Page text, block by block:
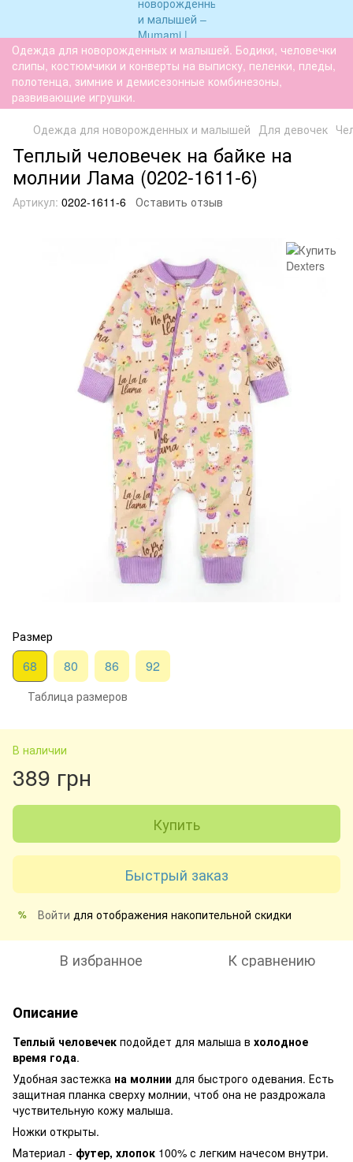
Одежда для новорожденных и малышей. Бодики, человечки
слипы, костюмчики и конверты на выписку, пеленки, пледы,
полотенца, зимние и демисезонные комбинезоны,
развивающие игрушки.
Одежда для новорожденных и малышей Для девочек
Теплый человечек на байке на
молнии Лама (0202-1611-6)
Артикул: 0202-1611-6 Оставить отзыв
Размер
68 80 86 92
Таблица размеров
В наличии
389 грн
Купить
Быстрый заказ
% Войти для отображения накопительной скидки
В избранное К сравнению
Описание
Теплый человечек подойдет для малыша в холодное
время года.
Удобная застежка на молнии для быстрого одевания. Есть
защитная планка сверху молнии, чтоб она не раздрожала
чуствительную кожу малыша.
Ножки открыты.
Материал - футер, хлопок 100% с легким начесом внутри.